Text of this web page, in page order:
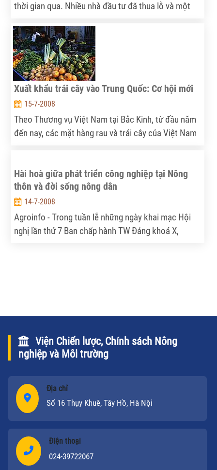
thời gian qua. Nhiều nhà đầu tư đã thua lỗ và một
vậy có phải là dấu hiệu của một nền kinh tế "có vấn
đề"?
Xuất khẩu trái cây vào Trung Quốc: Cơ hội mới
15-7-2008
Theo Thương vụ Việt Nam tại Bắc Kinh, từ đầu năm
đến nay, các mặt hàng rau và trái cây của Việt Nam
Hài hoà giữa phát triển công nghiệp tại Nông
thôn và đời sống nông dân
14-7-2008
Agroinfo - Trong tuần lễ những ngày khai mạc Hội
nghị lần thứ 7 Ban chấp hành TW Đảng khoá X,
Viện Chiến lược, Chính sách Nông
nghiệp và Môi trường
Địa chỉ
Số 16 Thụy Khuê, Tây Hồ, Hà Nội
Điện thoại
024-39722067